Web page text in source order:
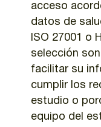
acceso
datos de
ISO 27001 o
selección
facilitar su
cumplir los
estudio o
equipo del